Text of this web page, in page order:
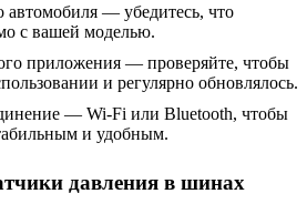
— убедитесь, что
с вашей моделью.
приложения — проверяйте, чтобы
и регулярно обновлялось.
— Wi-Fi или Bluetooth, чтобы
и удобным.
давления в шинах